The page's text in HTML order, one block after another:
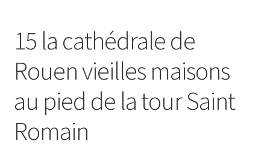
15 la cathédrale de
Rouen vieilles maisons
au pied de la tour Saint
Romain